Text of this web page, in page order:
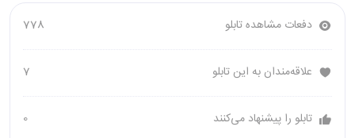
دفعات مشاهده تابلو 778
علاقه‌مندان به این تابلو 7
تابلو را پیشنهاد می‌کنند 0